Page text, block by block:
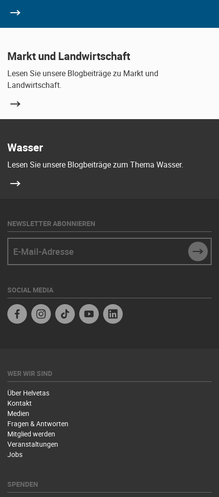
Markt und Landwirtschaft
Lesen Sie unsere Blogbeiträge zu Markt und
Landwirtschaft.
Wasser
Lesen Sie unsere Blogbeiträge zum Thema Wasser.
NEWSLETTER ABONNIEREN
SOCIAL MEDIA
FacebookInstagramTikTok Youtube
WER WIR SIND
Über Helvetas
Kontakt
Medien
Fragen & Antworten
Mitglied werden
Veranstaltungen
Jobs
SPENDEN